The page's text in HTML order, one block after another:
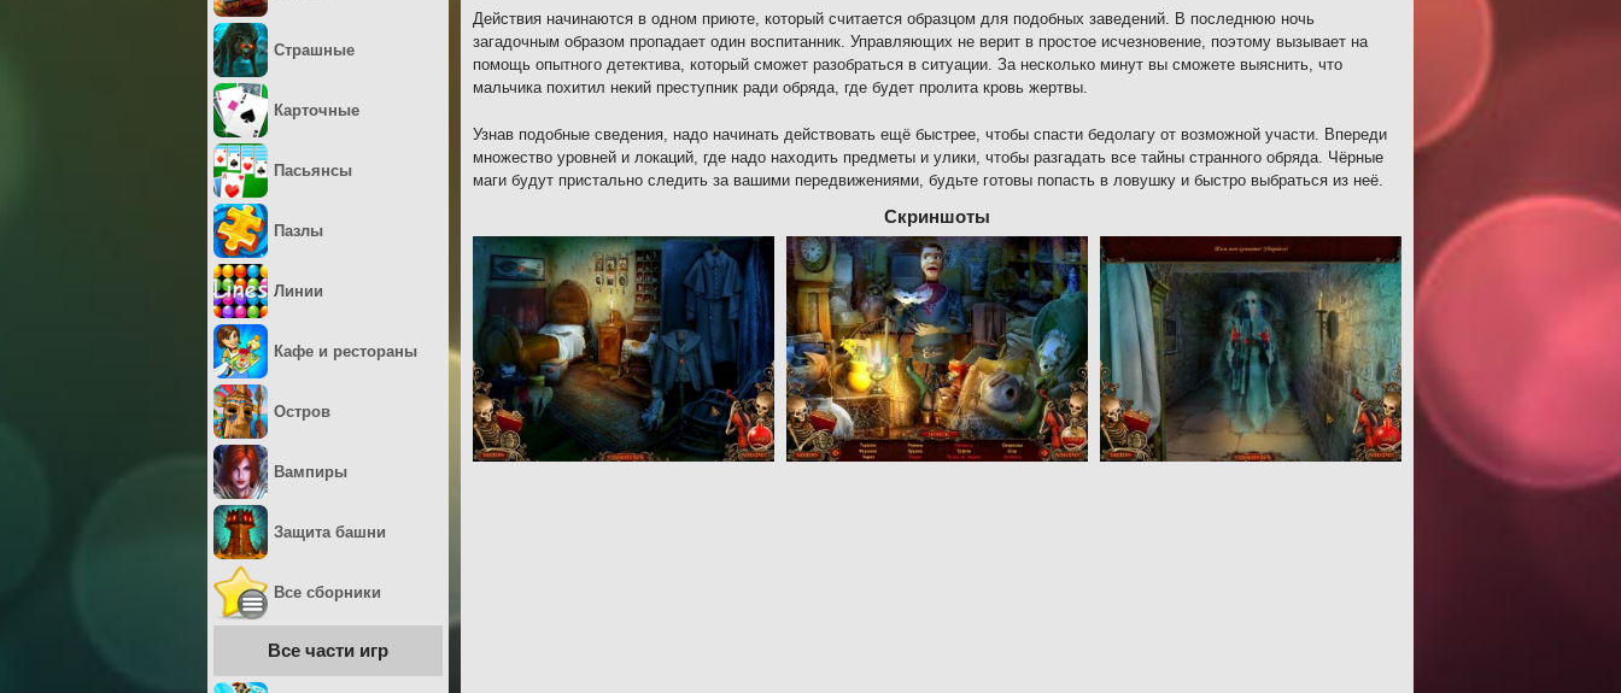
Действия начинаются в одном приюте, который считается образцом для подобных заведений. В последнюю ночь
загадочным образом пропадает один воспитанник. Управляющих не верит в простое исчезновение, поэтому вызывает на
помощь опытного детектива, который сможет разобраться в ситуации. За несколько минут вы сможете выяснить, что
мальчика похитил некий преступник ради обряда, где будет пролита кровь жертвы.
Узнав подобные сведения, надо начинать действовать ещё быстрее, чтобы спасти бедолагу от возможной участи. Впереди
множество уровней и локаций, где надо находить предметы и улики, чтобы разгадать все тайны странного обряда. Чёрные
маги будут пристально следить за вашими передвижениями, будьте готовы попасть в ловушку и быстро выбраться из неё.
Скриншоты
Страшные
Карточные
Пасьянсы
Пазлы
Линии
Кафе и рестораны
Остров
Вампиры
Защита башни
Все сборники
Все части игр